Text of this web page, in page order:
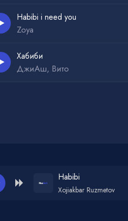
Habibi i need you
Zoya
Хабиби
ДжиАш, Вито
для жалоб и рекламы:
Habibi
Xojiakbar Ruzmetov